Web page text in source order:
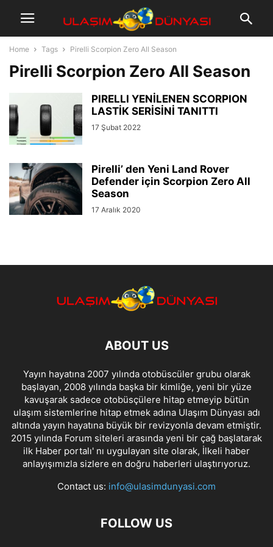
Home Tags Pirelli Scorpion Zero All Season
Pirelli Scorpion Zero All Season
PIRELLI YENİLENEN SCORPION
LASTİK SERİSİNİ TANITTI
17 Şubat 2022
Pirelli’ den Yeni Land Rover
Defender için Scorpion Zero All
Season
17 Aralık 2020
ABOUT US
Yayın hayatına 2007 yılında otobüscüler grubu olarak
başlayan, 2008 yılında başka bir kimliğe, yeni bir yüze
kavuşarak sadece otobüsçülere hitap etmeyip bütün
ulaşım sistemlerine hitap etmek adına Ulaşım Dünyası adı
altında yayın hayatına büyük bir revizyonla devam etmiştir.
2015 yılında Forum siteleri arasında yeni bir çağ başlatarak
ilk Haber portalı' nı uygulayan site olarak, İlkeli haber
anlayışımızla sizlere en doğru haberleri ulaştırıyoruz.
Contact us: info@ulasimdunyasi.com
FOLLOW US